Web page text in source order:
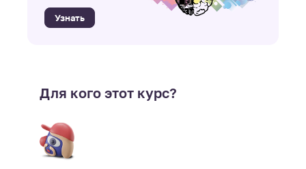
Узнать
Для кого этот курс?